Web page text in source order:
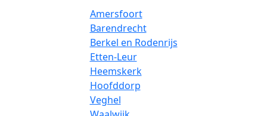
Amersfoort
Barendrecht
Berkel en Rodenrijs
Etten-Leur
Heemskerk
Hoofddorp
Veghel